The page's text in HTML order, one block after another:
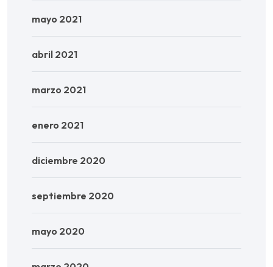
mayo 2021
abril 2021
marzo 2021
enero 2021
diciembre 2020
septiembre 2020
mayo 2020